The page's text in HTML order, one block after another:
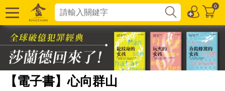
0
【電子書】心向群山